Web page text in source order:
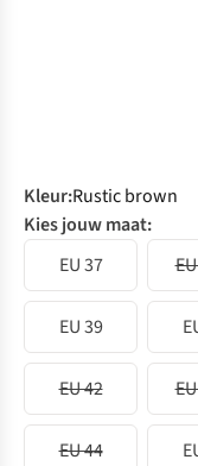
Kleur:Rustic brown
Kies jouw maat:
EU 37
EU 39
EU 42
EU 44